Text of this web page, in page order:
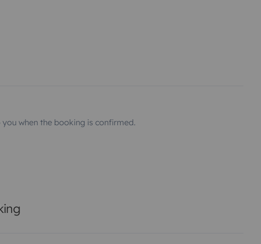
when the booking is confirmed.